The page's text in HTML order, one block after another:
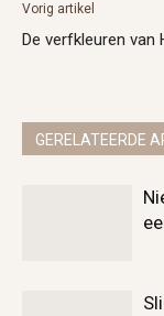
Vorig artikel
De verfkleuren van
GERELATEERDE